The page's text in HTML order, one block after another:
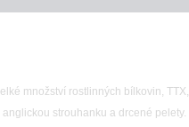
množství rostlinných bílkovin, TTX,
strouhanku a drcené pelety.